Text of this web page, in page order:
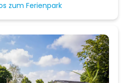
zum Ferienpark